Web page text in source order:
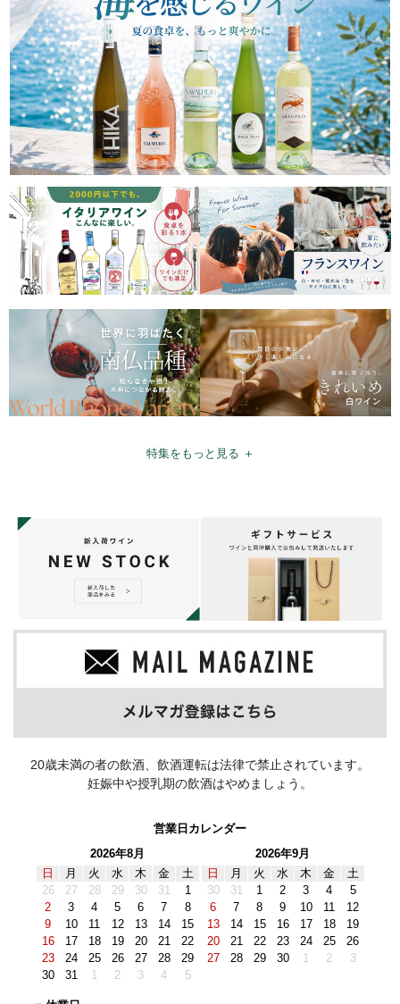
特集をもっと見る ＋
20歳未満の者の飲酒、飲酒運転は法律で禁止されています。
妊娠中や授乳期の飲酒はやめましょう。
営業日カレンダー
2026年8月
日
月 火 水 木 金
土
26
27 28 29 30 31
1
2
3 4 5 6 7
8
9
10 11 12 13 14
15
16
17 18 19 20 21
22
23
24 25 26 27 28
29
30
31 1 2 3 4 5
2026年9月
日
月 火 水 木 金
土
30
31 1 2 3 4
5
6
7 8 9 10 11
12
13
14 15 16 17 18
19
20
21 22 23 24 25
26
27
28 29 30 1 2 3